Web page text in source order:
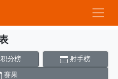
分榜 射手榜
赛果